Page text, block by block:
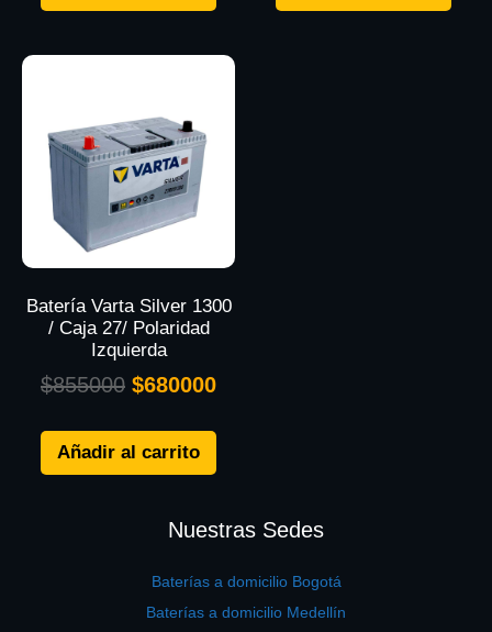
Batería Varta Silver 1300
/ Caja 27/ Polaridad
Izquierda
$855000 $680000
Añadir al carrito
Nuestras Sedes
Baterías a domicilio Bogotá
Baterías a domicilio Medellín